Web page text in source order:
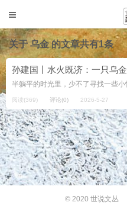
关于乌金的文章共有1条
阅读(369) 评论(0) 2026-5-27
© 2020 世说文丛